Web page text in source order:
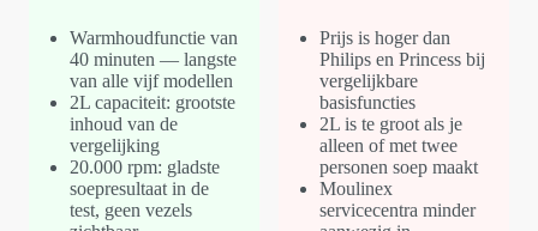
Warmhoudfunctie van
40 minuten — langste
van alle vijf modellen
2L capaciteit: grootste
inhoud van de
vergelijking
20.000 rpm: gladste
soepresultaat in de
test, geen vezels
Prijs is hoger dan
Philips en Princess bij
vergelijkbare
basisfuncties
2L is te groot als je
alleen of met twee
personen soep maakt
Moulinex
servicecentra minder